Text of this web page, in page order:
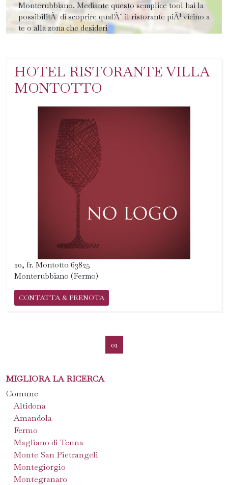
Monterubbiano. Mediante questo semplice tool hai la
possibilitÃ di scoprire qual'Ã¨ il ristorante piÃ¹ vicino a
te o alla zona che desideri
HOTEL RISTORANTE VILLA
MONTOTTO
20, fr. Montotto 63825
Monterubbiano (Fermo)
CONTATTA & PRENOTA
01
MIGLIORA LA RICERCA
Comune
Altidona
Amandola
Fermo
Magliano di Tenna
Monte San Pietrangeli
Montegiorgio
Montegranaro